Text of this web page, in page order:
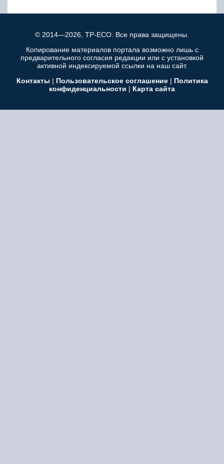
© 2014—2026, TP-ECO. Все права защищены.
Копирование материалов портала возможно лишь с
предварительного согласия редакции или с установкой
активной индексируемой ссылки на наш сайт.
Контакты | Пользовательское соглашение| Политика
конфиденциальности | Карта сайта